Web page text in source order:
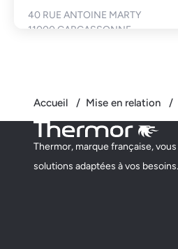
40 RUE ANTOINE MARTY
11000 CARCASSONNE
Demander un devis
LANZ ELEC
Accueil Mise en relation
Thermor, marque française,
solutions adaptées à vos besoins.